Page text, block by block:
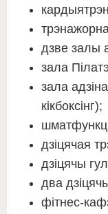
дзве залы
зала
зала
кікбоксінг);
дзіцячая
дзіцячы
два
фітнес-